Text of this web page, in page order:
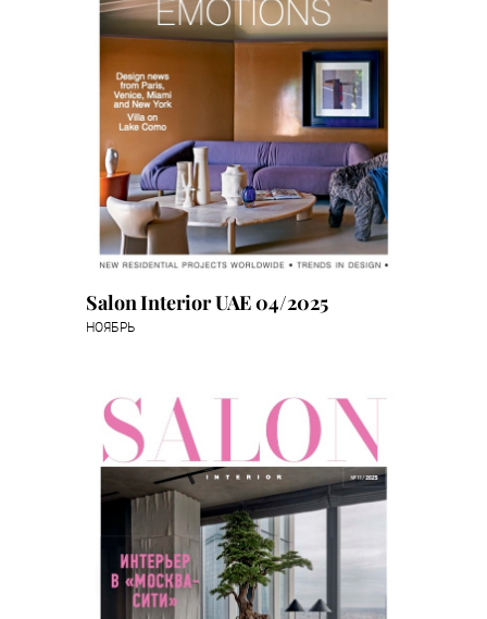
Salon Interior UAE 04/2025
НОЯБРЬ